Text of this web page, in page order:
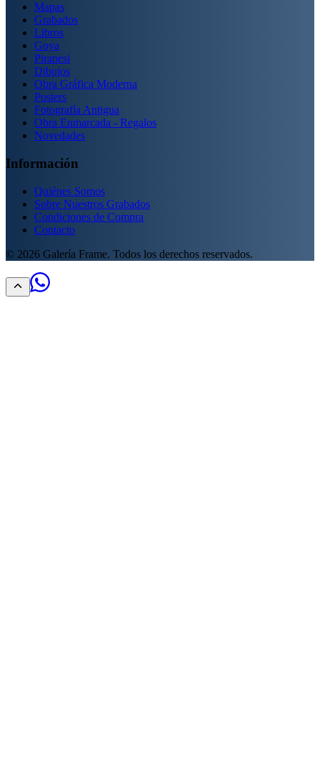
Mapas
Grabados
Libros
Goya
Piranesi
Dibujos
Obra Gráfica Moderna
Posters
Fotografía Antigua
Obra Enmarcada - Regalos
Novedades
Información
Quiénes Somos
Sobre Nuestros Grabados
Condiciones de Compra
Contacto
© 2026 Galería Frame. Todos los derechos reservados.